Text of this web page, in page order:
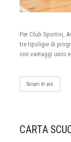
Per Club Sportivi,
tre tipoligie di
con vantaggi unici
Scopri di più
CARTA